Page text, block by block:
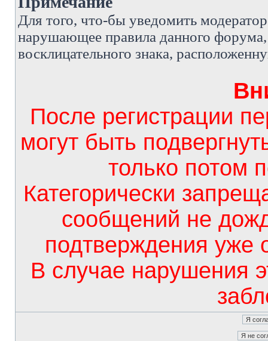
Для того, что-бы уведомить
нарушающее правила данного форума,
восклицательного знака,
После регистрации
могут быть
только потом
Категорически
сообщений не
подтверждения уже
В случае нарушения